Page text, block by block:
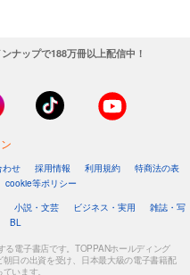
ナップで188万冊以上配信中！
わせ 採用情報 利用規約
特商法の表
cookie等ポリシー
小説・文芸 ビジネス・実用
雑誌・写
BL
電子書店です。TOPPANホールディング
日の出資を受け、日本最大級の電子書籍配
います。